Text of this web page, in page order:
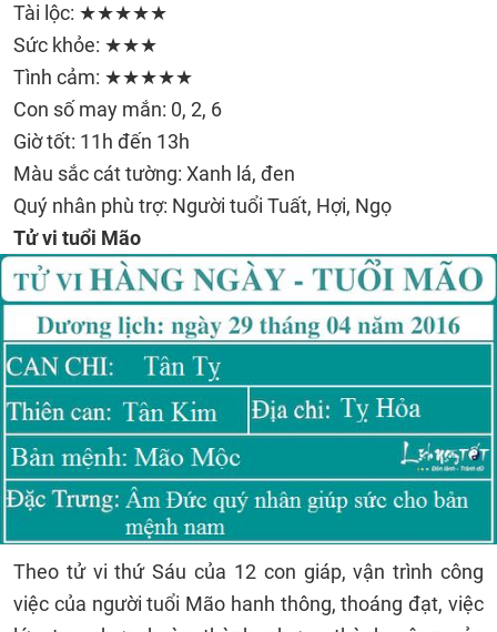
Tài lộc: ★★★★★
Sức khỏe: ★★★
Tình cảm: ★★★★★
Con số may mắn: 0, 2, 6
Giờ tốt: 11h đến 13h
Màu sắc cát tường: Xanh lá, đen
Quý nhân phù trợ: Người tuổi Tuất, Hợi, Ngọ
Tử vi tuổi Mão
Theo tử vi thứ Sáu của 12 con giáp, vận trình công
việc của người tuổi Mão hanh thông, thoáng đạt, việc